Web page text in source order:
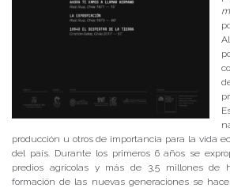
producción u otros de importancia para la vida
del país. Durante los primeros 6 años se
predios agrícolas y más de 3,5 millones de
formación de las nuevas generaciones se